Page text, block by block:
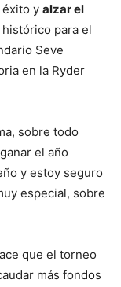
éxito y alzar el
para el
Seve
en la Ryder
sobre todo
el año
y estoy seguro
especial, sobre
que el torneo
más fondos